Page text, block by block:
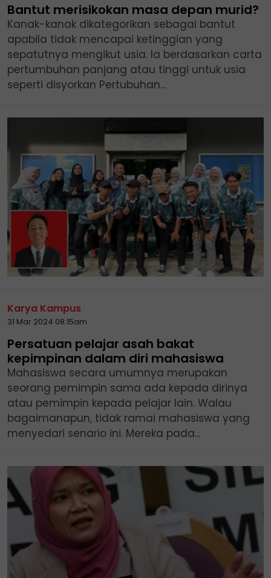
Bantut merisikokan masa depan murid?
Kanak-kanak dikategorikan sebagai bantut
apabila tidak mencapai ketinggian yang
sepatutnya mengikut usia. Ia berdasarkan carta
pertumbuhan panjang atau tinggi untuk usia
seperti disyorkan Pertubuhan...
Karya Kampus
31 Mar 2024 08:15am
Persatuan pelajar asah bakat
kepimpinan dalam diri mahasiswa
Mahasiswa secara umumnya merupakan
seorang pemimpin sama ada kepada dirinya
atau pemimpin kepada pelajar lain. Walau
bagaimanapun, tidak ramai mahasiswa yang
menyedari senario ini. Mereka pada...